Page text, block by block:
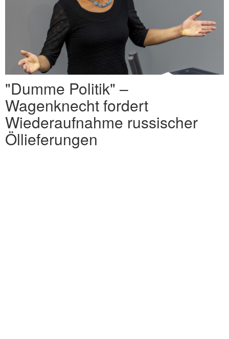
"Dumme Politik" –
Wagenknecht fordert
Wiederaufnahme russischer
Öllieferungen